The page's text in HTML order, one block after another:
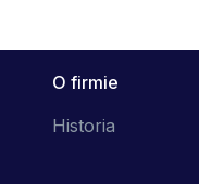
O firmie
Historia